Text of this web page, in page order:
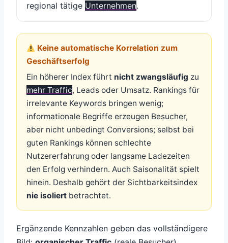
regional tätige Unternehmen.
Keine automatische Korrelation zum
Geschäftserfolg
Ein höherer Index führt nicht zwangsläufig zu
mehr Traffic, Leads oder Umsatz. Rankings für
irrelevante Keywords bringen wenig;
informationale Begriffe erzeugen Besucher,
aber nicht unbedingt Conversions; selbst bei
guten Rankings können schlechte
Nutzererfahrung oder langsame Ladezeiten
den Erfolg verhindern. Auch Saisonalität spielt
hinein. Deshalb gehört der Sichtbarkeitsindex
nie isoliertbetrachtet.
Ergänzende Kennzahlen geben das vollständigere